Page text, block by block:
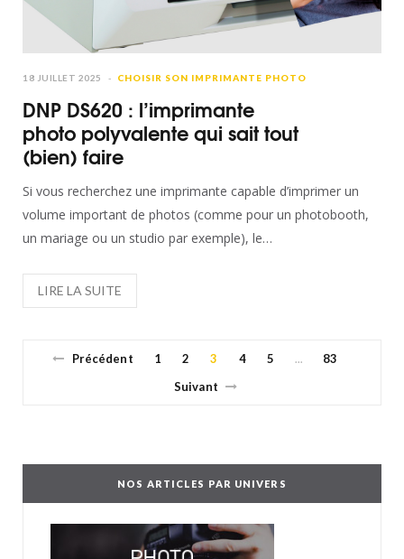
18 JUILLET 2025 CHOISIR SON IMPRIMANTE PHOTO
DNP DS620 : l’imprimante
photo polyvalente qui sait tout
(bien) faire
Si vous recherchez une imprimante capable d’imprimer un
volume important de photos (comme pour un photobooth,
un mariage ou un studio par exemple), le…
Précédent 1 2 3 4 5 …
83
Suivant
NOS ARTICLES PAR UNIVERS